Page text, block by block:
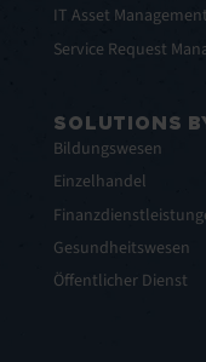
IT Asset Management
Service Request
SOLUTIONS
Bildungswesen
Einzelhandel
Gesundheitswesen
Öffentlicher Dienst